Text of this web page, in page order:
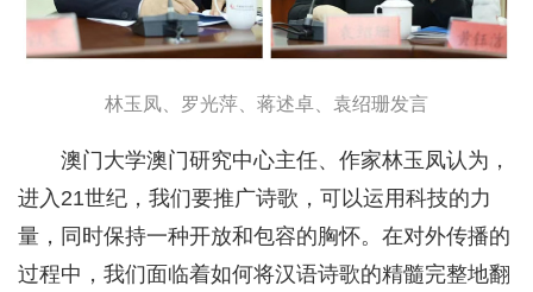
林玉凤、罗光萍、蒋述卓、袁绍珊发言
澳门大学澳门研究中心主任、作家林玉凤认为，
进入21世纪，我们要推广诗歌，可以运用科技的力
量，同时保持一种开放和包容的胸怀。在对外传播的
过程中，我们面临着如何将汉语诗歌的精髓完整地翻